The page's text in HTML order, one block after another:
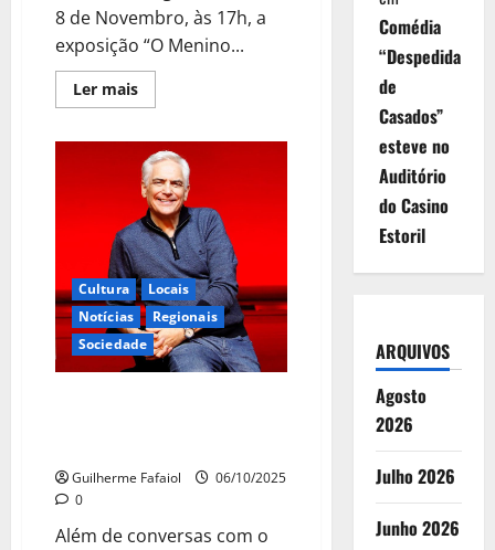
8 de Novembro, às 17h, a
exposição “O Menino...
Ler maisLeia
mais
Memória
TEC
inaugurou
exposição
dedicada
a
Filipe
La
Féria
Cultura
Locais
Notícias
Regionais
Sociedade
Guilherme Fafaiol
06/10/2025
0
Além de conversas com o
Comédia
“Despedida
de
Casados”
esteve no
Auditório
do Casino
Estoril
ARQUIVOS
Agosto
2026
Julho 2026
Junho 2026